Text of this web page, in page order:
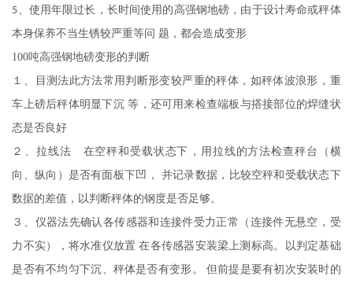
5、使用年限过长，长时间使用的高强钢地磅，由于设计寿命或秤体
本身保养不当生锈较严重等问 题，都会造成变形
100吨高强钢地磅变形的判断
１、目测法此方法常用判断形变较严重的秤体，如秤体波浪形，重
车上磅后秤体明显下沉等，还可用来检查端板与搭接部位的焊缝状
态是否良好
２、拉线法 在空秤和受载状态下，用拉线的方法检查秤台（横
向、纵向）是否有面板下凹，
并记录数据，比较空秤和受载状态下
数据的差值，以判断秤体的钢度是否足够。
３、仪器法先确认各传感器和连接件受力正常（连接件无悬空，受
力不实），将水准仪放置 在各传感器安装梁上测标高。以判定基础
是否有不均匀下沉、秤体是否有变形。 但前提是要有初次安装时的